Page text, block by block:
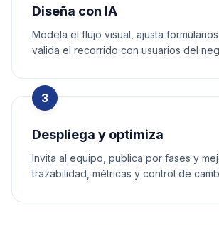
Diseña con IA
Modela el flujo visual, ajusta
valida el recorrido con usuarios del
3
Despliega y optimiza
Invita al equipo, publica por fases y
trazabilidad, métricas y control de